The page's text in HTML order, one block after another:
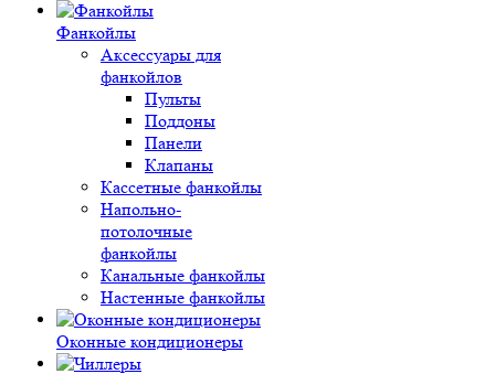
Фанкойлы
Аксессуары для
фанкойлов
Пульты
Поддоны
Панели
Клапаны
Кассетные фанкойлы
Напольно-
потолочные
фанкойлы
Канальные фанкойлы
Настенные фанкойлы
Оконные кондиционеры